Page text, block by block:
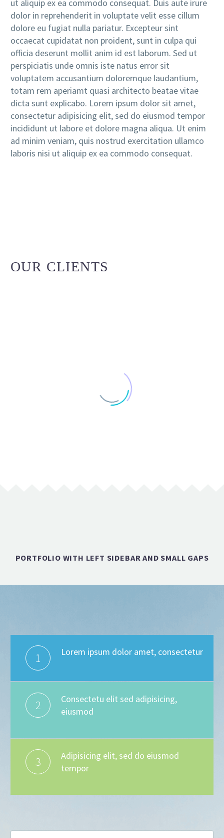
ut aliquip ex ea commodo consequat. Duis aute irure
dolor in reprehenderit in voluptate velit esse cillum
dolore eu fugiat nulla pariatur. Excepteur sint
occaecat cupidatat non proident, sunt in culpa qui
officia deserunt mollit anim id est laborum. Sed ut
perspiciatis unde omnis iste natus error sit
voluptatem accusantium doloremque laudantium,
totam rem aperiamt quasi architecto beatae vitae
dicta sunt explicabo. Lorem ipsum dolor sit amet,
consectetur adipisicing elit, sed do eiusmod tempor
incididunt ut labore et dolore magna aliqua. Ut enim
ad minim veniam, quis nostrud exercitation ullamco
laboris nisi ut aliquip ex ea commodo consequat.
OUR CLIENTS
PORTFOLIO WITH LEFT SIDEBAR AND SMALL GAPS
1 Lorem ipsum dolor amet, consectetur
2
Consectetu elit sed adipisicing,
eiusmod
3
Adipisicing elit, sed do eiusmod
tempor